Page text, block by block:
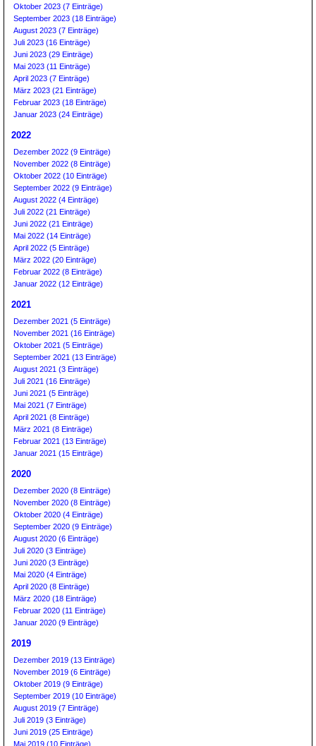
Oktober 2023 (7 Einträge)
September 2023 (18 Einträge)
August 2023 (7 Einträge)
Juli 2023 (16 Einträge)
Juni 2023 (29 Einträge)
Mai 2023 (11 Einträge)
April 2023 (7 Einträge)
März 2023 (21 Einträge)
Februar 2023 (18 Einträge)
Januar 2023 (24 Einträge)
2022
Dezember 2022 (9 Einträge)
November 2022 (8 Einträge)
Oktober 2022 (10 Einträge)
September 2022 (9 Einträge)
August 2022 (4 Einträge)
Juli 2022 (21 Einträge)
Juni 2022 (21 Einträge)
Mai 2022 (14 Einträge)
April 2022 (5 Einträge)
März 2022 (20 Einträge)
Februar 2022 (8 Einträge)
Januar 2022 (12 Einträge)
2021
Dezember 2021 (5 Einträge)
November 2021 (16 Einträge)
Oktober 2021 (5 Einträge)
September 2021 (13 Einträge)
August 2021 (3 Einträge)
Juli 2021 (16 Einträge)
Juni 2021 (5 Einträge)
Mai 2021 (7 Einträge)
April 2021 (8 Einträge)
März 2021 (8 Einträge)
Februar 2021 (13 Einträge)
Januar 2021 (15 Einträge)
2020
Dezember 2020 (8 Einträge)
November 2020 (8 Einträge)
Oktober 2020 (4 Einträge)
September 2020 (9 Einträge)
August 2020 (6 Einträge)
Juli 2020 (3 Einträge)
Juni 2020 (3 Einträge)
Mai 2020 (4 Einträge)
April 2020 (8 Einträge)
März 2020 (18 Einträge)
Februar 2020 (11 Einträge)
Januar 2020 (9 Einträge)
2019
Dezember 2019 (13 Einträge)
November 2019 (6 Einträge)
Oktober 2019 (9 Einträge)
September 2019 (10 Einträge)
August 2019 (7 Einträge)
Juli 2019 (3 Einträge)
Juni 2019 (25 Einträge)
Mai 2019 (10 Einträge)